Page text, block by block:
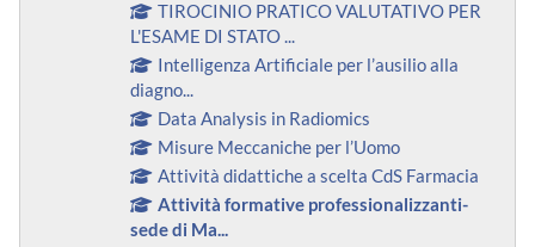
TIROCINIO PRATICO VALUTATIVO PER
L'ESAME DI STATO ...
Intelligenza Artificiale per l’ausilio alla
diagno...
Data Analysis in Radiomics
Misure Meccaniche per l’Uomo
Attività didattiche a scelta CdS Farmacia
Attività formative professionalizzanti-
sede di Ma...